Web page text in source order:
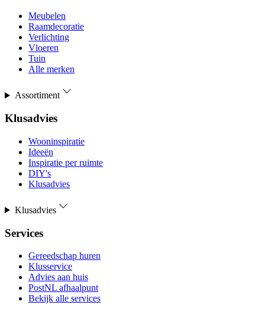
Meubelen
Raamdecoratie
Verlichting
Vloeren
Tuin
Alle merken
Assortiment
Klusadvies
Wooninspiratie
Ideeën
Inspiratie per ruimte
DIY's
Klusadvies
Klusadvies
Services
Gereedschap huren
Klusservice
Advies aan huis
PostNL afhaalpunt
Bekijk alle services